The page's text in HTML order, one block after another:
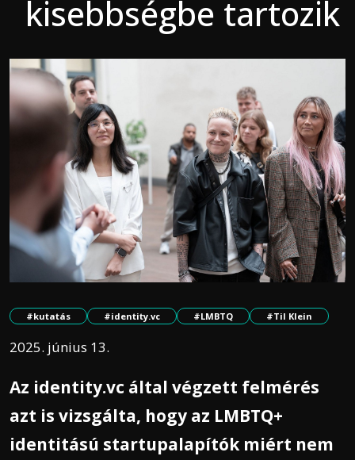
kisebbségbe tartozik
#kutatás #identity.vc #LMBTQ #Til Klein
2025. június 13.
Az identity.vc által végzett felmérés
azt is vizsgálta, hogy az LMBTQ+
identitású startupalapítók miért nem